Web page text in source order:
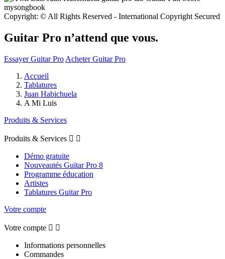
Copyright: © All Rights Reserved - International Copyright Secured
Guitar Pro n’attend que vous.
Essayer Guitar Pro Acheter Guitar Pro
Accueil
Tablatures
Juan Habichuela
A Mi Luis
Produits & Services
Produits & Services  
Démo gratuite
Nouveautés Guitar Pro 8
Programme éducation
Artistes
Tablatures Guitar Pro
Votre compte
Votre compte  
Informations personnelles
Commandes